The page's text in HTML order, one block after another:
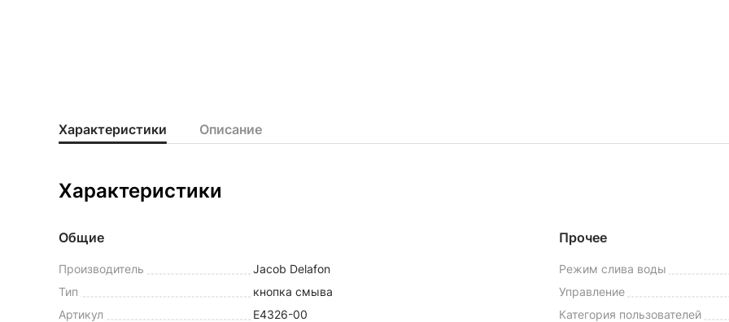
Характеристики Описание
Характеристики
Общие
Производитель
Jacob Delafon
Тип
кнопка смыва
Артикул
E4326-00
Прочее
Режим слива воды
Управление
Категория пользователей